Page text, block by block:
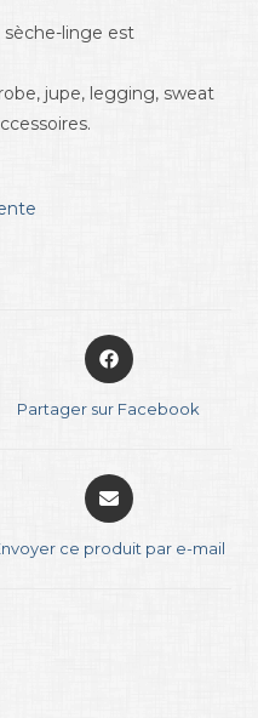
sèche-linge est
jupe, legging, sweat
Partager sur Facebook
ce produit par e-mail